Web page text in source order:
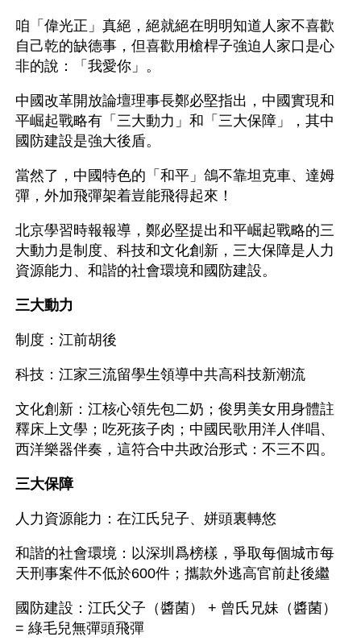
咱「偉光正」真絕，絕就絕在明明知道人家不喜歡
自己乾的缺德事，但喜歡用槍桿子強迫人家口是心
非的說：「我愛你」。
中國改革開放論壇理事長鄭必堅指出，中國實現和
平崛起戰略有「三大動力」和「三大保障」，其中
國防建設是強大後盾。
當然了，中國特色的「和平」鴿不靠坦克車、達姆
彈，外加飛彈架着豈能飛得起來！
北京學習時報報導，鄭必堅提出和平崛起戰略的三
大動力是制度、科技和文化創新，三大保障是人力
資源能力、和諧的社會環境和國防建設。
三大動力
制度：江前胡後
科技：江家三流留學生領導中共高科技新潮流
文化創新：江核心領先包二奶；俊男美女用身體註
釋床上文學；吃死孩子肉；中國民歌用洋人伴唱、
西洋樂器伴奏，這符合中共政治形式：不三不四。
三大保障
人力資源能力：在江氏兒子、姘頭裏轉悠
和諧的社會環境：以深圳爲榜樣，爭取每個城市每
天刑事案件不低於600件；攜款外逃高官前赴後繼
國防建設：江氏父子（醬菌） + 曾氏兄妹（醬菌）
= 綠毛兒無彈頭飛彈